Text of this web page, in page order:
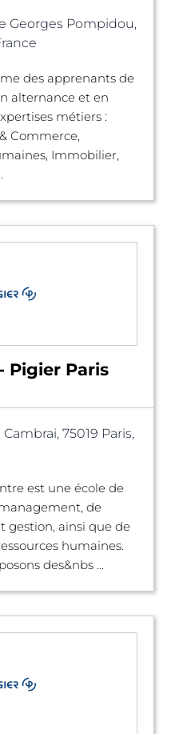
Georges Pompidou,
des apprenants de
alternance et en
métiers :
Commerce,
Immobilier,
Pigier Paris
Cambrai, 75019 Paris,
est une école de
de
gestion, ainsi que de
humaines.
des&nbs ...